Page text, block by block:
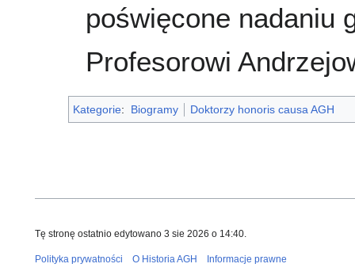
poświęcone nadaniu
Profesorowi
Kategorie: Biogramy Doktorzy honoris causa AGH
Tę stronę ostatnio edytowano 3 sie 2026 o 14:40.
Polityka prywatności O Historia AGH Informacje prawne